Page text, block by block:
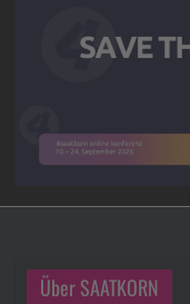
Über SAATKORN